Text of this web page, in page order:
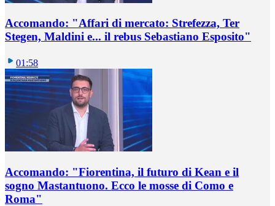
Accomando: "Affari di mercato: Strefezza, Ter
Stegen, Maldini e... il rebus Sebastiano Esposito"
01:58
Accomando: "Fiorentina, il futuro di Kean e il
sogno Mastantuono. Ecco le mosse di Como e
Roma"